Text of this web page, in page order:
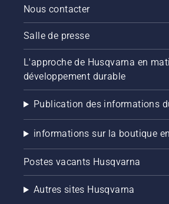
Nous contacter
Salle de presse
L'approche de Husqvarna en
développement durable
Publication des informations
informations sur la boutique
Postes vacants Husqvarna
Autres sites Husqvarna